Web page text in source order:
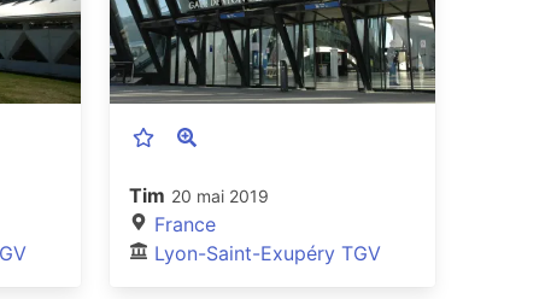
Tim 20 mai 2019
France
Lyon-Saint-Exupéry TGV